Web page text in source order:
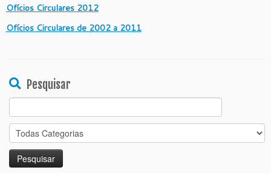
Ofícios Circulares 2012
Ofícios Circulares de 2002 a 2011
Pesquisar
Search
for: